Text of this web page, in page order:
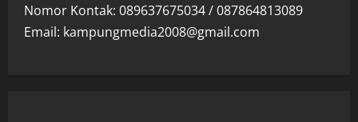
Nomor Kontak: 089637675034 / 087864813089
Email: kampungmedia2008@gmail.com